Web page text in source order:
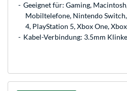
Geeignet für: Gaming,
Mobiltelefone, Nintendo
4, PlayStation 5, Xbox One,
Kabel-Verbindung: 3.5mm Klinke